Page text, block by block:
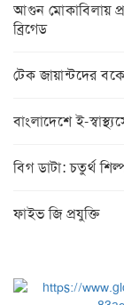
আগুন মোকাবিলায়
ব্রিগেড
টেক জায়ান্টদের
বাংলাদেশে ই-
বিগ ডাটা: চতুর্থ
ফাইভ জি প্রযুক্তি